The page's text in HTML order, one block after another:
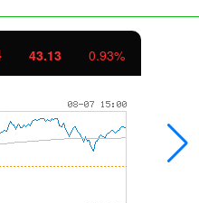
43.13 0.93%